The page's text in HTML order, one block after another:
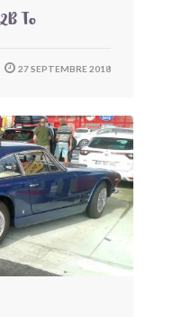
To
27 SEPTEMBRE 2018